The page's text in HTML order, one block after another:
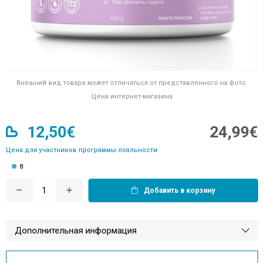
Внешний вид товара может отличаться от представленного на фото.
Цена интернет-магазина
12,50€
Цена для участников программы лояльности
24,99€
8
Добавить в корзину
Дополнительная информация